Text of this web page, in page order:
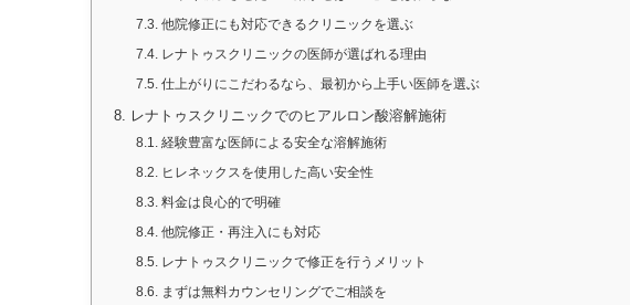
7.3. 他院修正にも対応できるクリニックを選ぶ
7.4. レナトゥスクリニックの医師が選ばれる理由
7.5. 仕上がりにこだわるなら、最初から上手い医師を選ぶ
8. レナトゥスクリニックでのヒアルロン酸溶解施術
8.1.
経験豊富な医師による安全な溶解施術
8.2.
ヒレネックスを使用した高い安全性
8.3. 料金は良心的で明確
8.4. 他院修正・再注入にも対応
8.5. レナトゥスクリニックで修正を行うメリット
8.6.
まずは無料カウンセリングでご相談を